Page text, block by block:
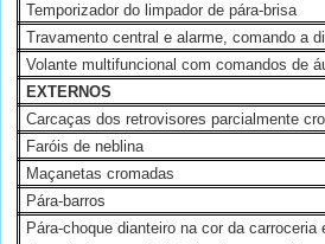
Temporizador do limpador de pára-brisa
Travamento central e alarme, comando a
Volante multifuncional com comandos de
EXTERNOS
Carcaças dos retrovisores parcialmente
Faróis de neblina
Maçanetas cromadas
Pára-barros
Pára-choque dianteiro na cor da